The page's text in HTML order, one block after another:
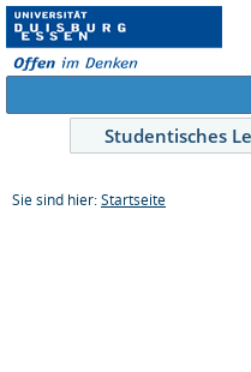
Studentisches
Sie sind hier: Startseite